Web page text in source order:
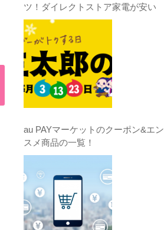
ツ！ダイレクトストア家電が安い
au PAYマーケットのクーポン&エ
スメ商品の一覧！